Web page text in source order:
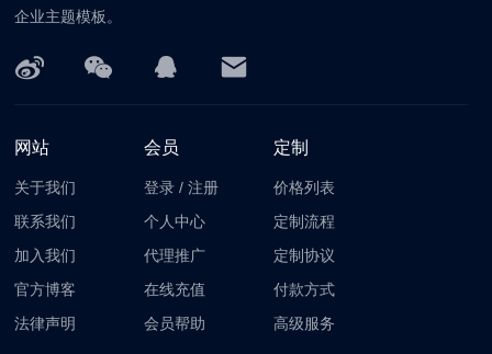
企业主题模板。
网站
关于我们
联系我们
加入我们
官方博客
法律声明
会员
登录 /注册
个人中心
代理推广
在线充值
会员帮助
定制
价格列表
定制流程
定制协议
付款方式
高级服务